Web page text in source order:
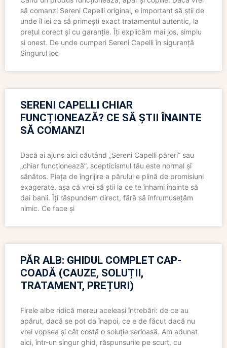
să comanzi Sereni Capelli original, e important să știi de
unde îl iei ca să primești exact tratamentul autentic, la
prețul corect și cu garanție. Îți explicăm mai jos, simplu
și onest. De unde cumperi Sereni Capelli în siguranță
Singurul loc
SERENI CAPELLI CHIAR
FUNCȚIONEAZĂ? CE SĂ ȘTII ÎNAINTE
SĂ COMANZI
Dacă ai ajuns aici căutând „Sereni Capelli păreri” sau
„chiar funcționează”, scepticismul tău este normal și
sănătos. Piața de îngrijire a părului e plină de promisiuni
exagerate, așa că vrei să știi la ce te înhami înainte să
dai banii. Îți răspundem direct, fără să înfrumusețăm
nimic. Ce face și
PĂR ALB: GHIDUL COMPLET CAP-
COADĂ (CAUZE, SOLUȚII,
TRATAMENT, PREȚURI)
Firele albe ridică mereu aceleași întrebări: de ce au
apărut, dacă se pot da înapoi, ce e de făcut dacă nu
vrei vopsea și cât costă o soluție serioasă. Am adunat
aici, într-un singur ghid, răspunsurile pe scurt, cu